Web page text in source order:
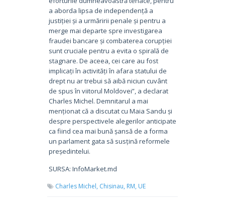
a aborda lipsa de independență a
justiției și a urmăririi penale și pentru a
merge mai departe spre investigarea
fraudei bancare și combaterea corupției
sunt cruciale pentru a evita o spirală de
stagnare. De aceea, cei care au fost
implicați în activități în afara statului de
drept nu ar trebui să aibă niciun cuvânt
de spus în viitorul Moldovei”, a declarat
Charles Michel. Demnitarul a mai
menționat că a discutat cu Maia Sandu și
despre perspectivele alegerilor anticipate
ca fiind cea mai bună șansă de a forma
un parlament gata să susțină reformele
președintelui.
SURSA: InfoMarket.md
Charles Michel, Chisinau, RM, UE